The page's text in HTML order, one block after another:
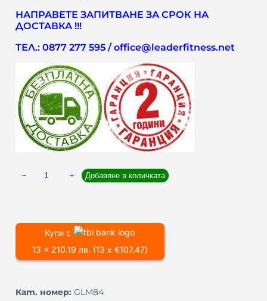
НАПРАВЕТЕ ЗАПИТВАНЕ ЗА СРОК НА
ДОСТАВКА !!!
ТЕЛ.: 0877 277 595 / office@leaderfitness.net
ч
с
о
− + Добавяне в количката
Купи с
13 x 210.19 лв. (13 x €107.47)
Кат. номер: GLM84